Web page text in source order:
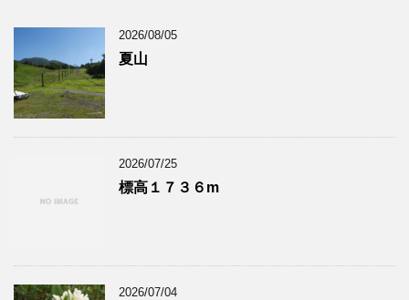
2026/08/05
夏山
2026/07/25
標高１７３６m
2026/07/04